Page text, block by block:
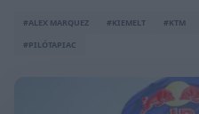
#ALEX MARQUEZ #KIEMELT #KTM
#PILÓTAPIAC